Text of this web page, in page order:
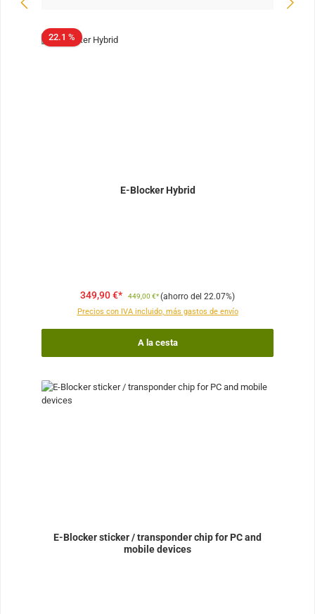
22.1 %
E-Blocker Hybrid
349,90 €* 449,00 €*(ahorro del 22.07%)
Precios con IVA incluido, más gastos de envío
A la cesta
E-Blocker sticker / transponder chip for PC and
mobile devices